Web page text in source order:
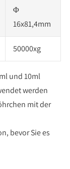
Φ
16x81,4mm
50000xg
und 10ml
werden
mit der
bevor Sie es